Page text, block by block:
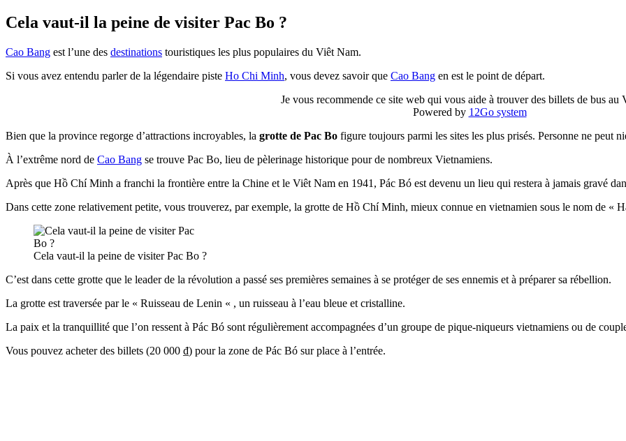
Cela vaut-il la peine de visiter Pac Bo ?
Cao Bang est l’une des destinations touristiques les plus populaires du Viêt Nam.
Si vous avez entendu parler de la légendaire piste Ho Chi Minh, vous devez savoir que Cao Bang en est le point de départ.
Je vous recommende ce site web qui vous aide à trouver des billets de bus au
Powered by 12Go system
Bien que la province regorge d’attractions incroyables, la grotte de Pac Bo figure toujours parmi les sites les plus prisés. Personne ne peut
À l’extrême nord de Cao Bang se trouve Pac Bo, lieu de pèlerinage historique pour de nombreux Vietnamiens.
Après que Hồ Chí Minh a franchi la frontière entre la Chine et le Viêt Nam en 1941, Pác Bó est devenu un lieu qui restera à jamais gravé
Dans cette zone relativement petite, vous trouverez, par exemple, la grotte de Hồ Chí Minh, mieux connue en vietnamien sous le nom de «
Cela vaut-il la peine de visiter Pac Bo ?
C’est dans cette grotte que le leader de la révolution a passé ses premières semaines à se protéger de ses ennemis et à préparer sa rébellion.
La grotte est traversée par le « Ruisseau de Lenin « , un ruisseau à l’eau bleue et cristalline.
La paix et la tranquillité que l’on ressent à Pác Bó sont régulièrement accompagnées d’un groupe de pique-niqueurs vietnamiens ou de
Vous pouvez acheter des billets (20 000 ₫) pour la zone de Pác Bó sur place à l’entrée.